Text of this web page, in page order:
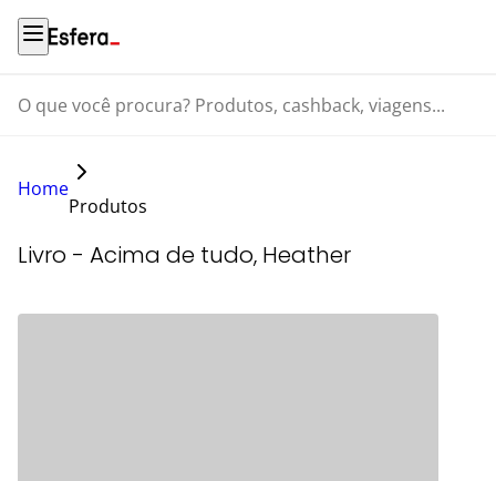
O que você procura? Produtos, cashback, viagens...
Home
Produtos
Livro - Acima de tudo, Heather